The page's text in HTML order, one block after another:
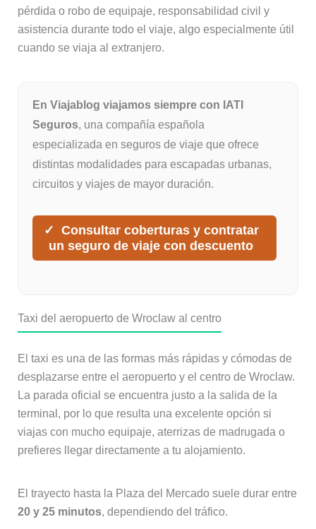
pérdida o robo de equipaje, responsabilidad civil y
asistencia durante todo el viaje, algo especialmente útil
cuando se viaja al extranjero.
En Viajablog viajamos siempre con IATI
Seguros, una compañía española
especializada en seguros de viaje que ofrece
distintas modalidades para escapadas urbanas,
circuitos y viajes de mayor duración.
Consultar coberturas y contratar
un seguro de viaje con descuento
Taxi del aeropuerto de Wroclaw al centro
El taxi es una de las formas más rápidas y cómodas de
desplazarse entre el aeropuerto y el centro de Wroclaw.
La parada oficial se encuentra justo a la salida de la
terminal, por lo que resulta una excelente opción si
viajas con mucho equipaje, aterrizas de madrugada o
prefieres llegar directamente a tu alojamiento.
El trayecto hasta la Plaza del Mercado suele durar entre
20 y 25 minutos, dependiendo del tráfico.